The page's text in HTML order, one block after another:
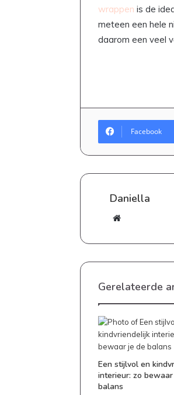
wrappen is de
meteen een hele
daarom een veel
Facebook
Daniella
Website
Gerelateerde
Een stijlvol en
interieur: zo
balans
Goedkoop
eten
een
lekkere
maaltijd
op
tafel
Goedkoop
dag een